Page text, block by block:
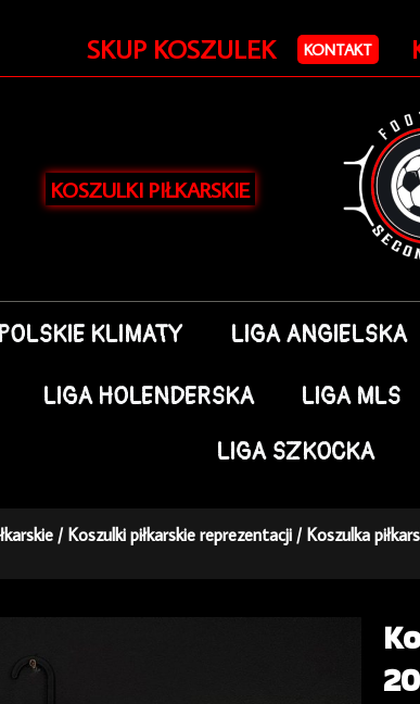
SKUP KOSZULEK KONTAKT
KOSZULKI PIŁKARSKIE
KLIMATY LIGA ANGIELSKA
LIGA HOLENDERSKA LIGA MLS
LIGA SZKOCKA
/Koszulki piłkarskie reprezentacji / Koszulka